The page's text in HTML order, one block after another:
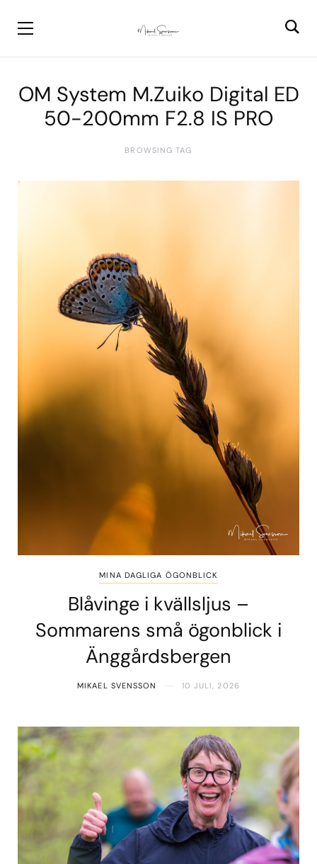
OM System M.Zuiko Digital ED
50-200mm F2.8 IS PRO
BROWSING TAG
MINA DAGLIGA ÖGONBLICK
Blåvinge i kvällsljus –
Sommarens små ögonblick i
Änggårdsbergen
MIKAEL SVENSSON 10 JULI, 2026